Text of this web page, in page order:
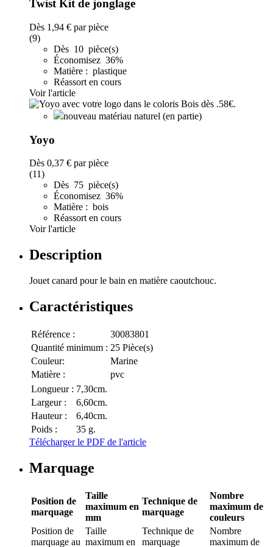
Twist Kit de jonglage
Dès 1,94 € par pièce
(9)
Dès 10 pièce(s)
Économisez 36%
Matière : plastique
Réassort en cours
Voir l'article
nouveau matériau naturel (en partie)
Yoyo
Dès 0,37 € par pièce
(11)
Dès 75 pièce(s)
Économisez 36%
Matière : bois
Réassort en cours
Voir l'article
Description
Jouet canard pour le bain en matière caoutchouc.
Caractéristiques
Référence :
30083801
Quantité minimum : 25 Pièce(s)
Couleur:
Marine
Matière :
pvc
Longueur : 7,30cm.
Largeur :
6,60cm.
Hauteur :
6,40cm.
Poids :
35 g.
Télécharger le PDF de l'article
Marquage
Position de
marquage
Taille
maximum en
mm
Technique de
marquage
Nombre
maximum de
couleurs
Position de
marquage au
Taille
maximum en
Technique de
marquage
Nombre
maximum de